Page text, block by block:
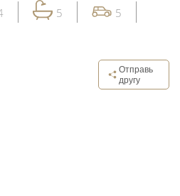
5
5
Отправь
другу